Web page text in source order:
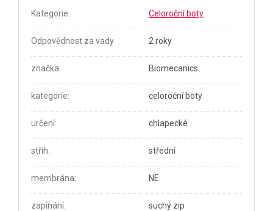
Kategorie: Celoroční boty
Odpovědnost za vady 2 roky
značka: Biomecanics
kategorie: celoroční boty
určení: chlapecké
střih: střední
membrána: NE
zapínání: suchý zip